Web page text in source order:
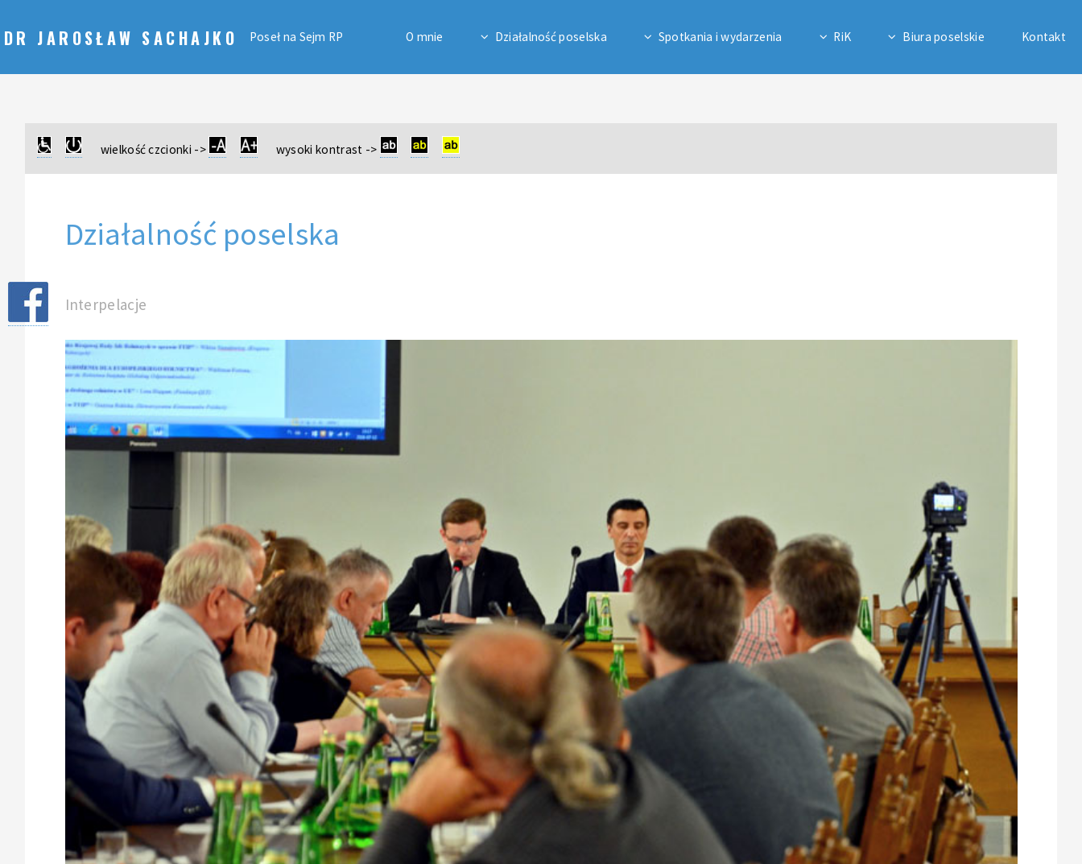
DR JAROSŁAW SACHAJKO Poseł na Sejm RP O mnie Działalność poselska Spotkania i wydarzenia RiK Biura poselskie Kontakt
wielkość czcionki -> wysoki kontrast ->
Działalność poselska
Interpelacje